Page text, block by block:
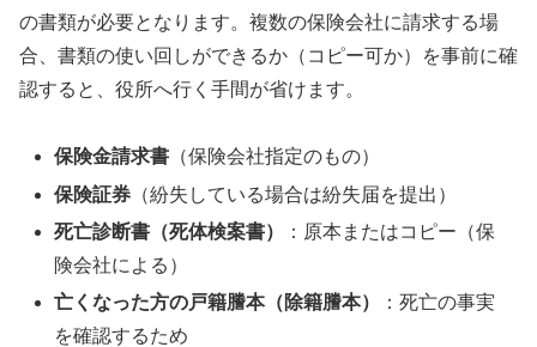
の書類が必要となります。複数の保険会社に請求する場
合、書類の使い回しができるか（コピー可か）を事前に確
認すると、役所へ行く手間が省けます。
保険金請求書 （保険会社指定のもの）
保険証券 （紛失している場合は紛失届を提出）
死亡診断書（死体検案書）
：原本またはコピー（保
険会社による）
亡くなった方の戸籍謄本（除籍謄本）
：死亡の事実
を確認するため